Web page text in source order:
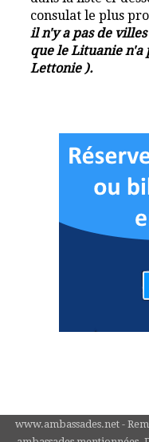
consulat le plus
il n'y a pas de
que le Lituanie n'a
Lettonie ).
www.ambassades.net -